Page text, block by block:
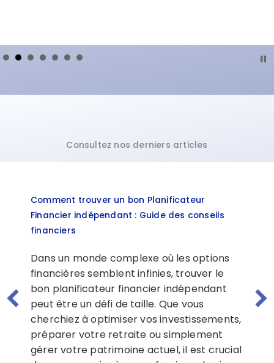
Consultez nos derniers articles
Comment trouver un bon Planificateur
Financier indépendant : Guide des conseils
financiers
Dans un monde complexe où les options
financières semblent infinies, trouver le
bon planificateur financier indépendant
peut être un défi de taille. Que vous
cherchiez à optimiser vos investissements,
préparer votre retraite ou simplement
gérer votre patrimoine actuel, il est crucial